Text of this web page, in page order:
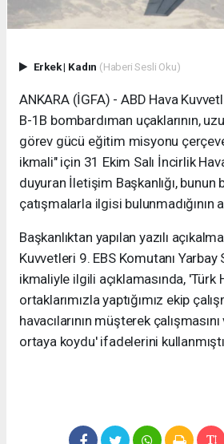
Erkek| Kadın (Haberi Sesli Oku)
ANKARA (İGFA) - ABD Hava
B-1B bombardıman uçaklarının,
görev gücü eğitim misyonu
ikmali" için 31 Ekim Salı İncirlik
duyuran İletişim Başkanlığı, bunun
çatışmalarla ilgisi bulunmadığının
Başkanlıktan yapılan yazılı
Kuvvetleri 9. EBS Komutanı Yarbay
ikmaliyle ilgili açıklamasında, 'Türk
ortaklarımızla yaptığımız ekip
havacılarının müşterek
ortaya koydu' ifadelerini